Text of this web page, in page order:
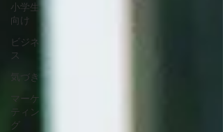
小学生
向け
ビジネ
ス
気づき
マーケ
ティン
グ